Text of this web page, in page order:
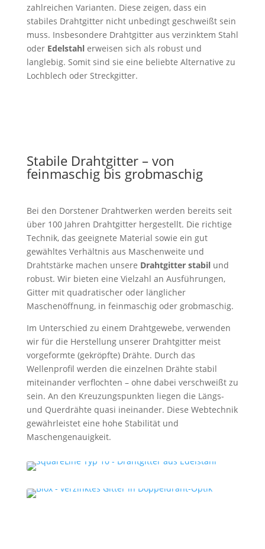
zahlreichen Varianten. Diese zeigen, dass ein
stabiles Drahtgitter nicht unbedingt geschweißt sein
muss. Insbesondere Drahtgitter aus verzinktem Stahl
oder Edelstahlerweisen sich als robust und
langlebig. Somit sind sie eine beliebte Alternative zu
Lochblech oder Streckgitter.
Stabile Drahtgitter – von
feinmaschig bis grobmaschig
Bei den Dorstener Drahtwerken werden bereits seit
über 100 Jahren Drahtgitter hergestellt. Die richtige
Technik, das geeignete Material sowie ein gut
gewähltes Verhältnis aus Maschenweite und
Drahtstärke machen unsere Drahtgitter stabilund
robust. Wir bieten eine Vielzahl an Ausführungen,
Gitter mit quadratischer oder länglicher
Maschenöffnung, in feinmaschig oder grobmaschig.
Im Unterschied zu einem Drahtgewebe, verwenden
wir für die Herstellung unserer Drahtgitter meist
vorgeformte (gekröpfte) Drähte. Durch das
Wellenprofil werden die einzelnen Drähte stabil
miteinander verflochten – ohne dabei verschweißt zu
sein. An den Kreuzungspunkten liegen die Längs-
und Querdrähte quasi ineinander. Diese Webtechnik
gewährleistet eine hohe Stabilität und
Maschengenauigkeit.